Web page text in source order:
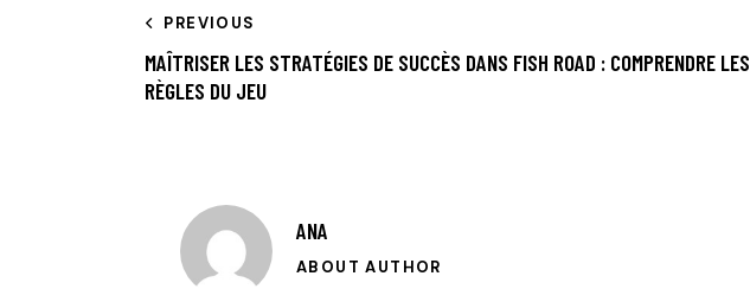
PREVIOUS
MAÎTRISER LES STRATÉGIES DE SUCCÈS DANS FISH ROAD : COMPRENDRE LES
RÈGLES DU JEU
ANA
ABOUT AUTHOR